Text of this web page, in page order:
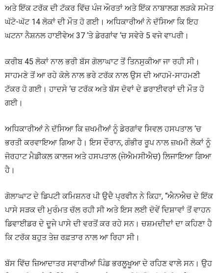
ਅਤੇ ਇੱਕ ਟਰੱਕ ਦੀ ਟੱਕਰ ਵਿੱਚ ਪੰਜ ਔਰਤਾਂ ਅਤੇ ਇੱਕ ਨਾਬਾਲਗ ਲੜਕੇ ਸਮੇਤ
ਘੱਟੋ-ਘੱਟ 14 ਲੋਕਾਂ ਦੀ ਮੌਤ ਹੋ ਗਈ। ਅਧਿਕਾਰੀਆਂ ਨੇ ਦੱਸਿਆ ਕਿ ਇਹ
ਘਟਨਾ ਨੈਸ਼ਨਲ ਹਾਈਵੇਅ 37 ‘ਤੇ ਡੇਰਗਾਂਵ ‘ਚ ਸਵੇਰੇ 5 ਵਜੇ ਵਾਪਰੀ।
ਕਰੀਬ 45 ਲੋਕਾਂ ਨਾਲ ਭਰੀ ਬੱਸ ਗੋਲਾਘਾਟ ਤੋਂ ਤਿਨਸੁਕੀਆ ਜਾ ਰਹੀ ਸੀ।
ਸਾਹਮਣੇ ਤੋਂ ਆ ਰਹੇ ਕੋਲੇ ਨਾਲ ਭਰੇ ਟਰੱਕ ਨਾਲ ਉਸ ਦੀ ਆਹਮੋ-ਸਾਹਮਣੀ
ਟੱਕਰ ਹੋ ਗਈ। ਹਾਦਸੇ ‘ਚ ਟਰੱਕ ਅਤੇ ਬੱਸ ਦੋਵਾਂ ਦੇ ਡਰਾਈਵਰਾਂ ਦੀ ਮੌਤ ਹੋ
ਗਈ।
ਅਧਿਕਾਰੀਆਂ ਨੇ ਦੱਸਿਆ ਕਿ ਜ਼ਖਮੀਆਂ ਨੂੰ ਡੇਰਗਾਂਵ ਸਿਵਲ ਹਸਪਤਾਲ ‘ਚ
ਭਰਤੀ ਕਰਵਾਇਆ ਗਿਆ ਹੈ। ਇਸ ਦੌਰਾਨ, ਗੰਭੀਰ ਰੂਪ ਨਾਲ ਜ਼ਖਮੀ ਲੋਕਾਂ ਨੂੰ
ਜੋਰਹਾਟ ਮੈਡੀਕਲ ਕਾਲਜ ਅਤੇ ਹਸਪਤਾਲ (ਜੇਐਮਸੀਐਚ) ਲਿਜਾਇਆ ਗਿਆ
ਹੈ।
ਗੋਲਾਘਾਟ ਦੇ ਡਿਪਟੀ ਕਮਿਸ਼ਨਰ ਪੀ ਉਦੈ ਪ੍ਰਵੀਨ ਨੇ ਕਿਹਾ, “ਐਨਐਚ ਦੇ ਇੱਕ
ਪਾਸੇ ਸੜਕ ਦੀ ਮੁਰੰਮਤ ਚੱਲ ਰਹੀ ਸੀ ਅਤੇ ਇਸ ਲਈ ਦੋਵੇਂ ਦਿਸ਼ਾਵਾਂ ਤੋਂ ਵਾਹਨ
ਡਿਵਾਈਡਰ ਦੇ ਦੂਜੇ ਪਾਸੇ ਦੀ ਵਰਤੋਂ ਕਰ ਰਹੇ ਸਨ। ਚਸ਼ਮਦੀਦਾਂ ਦਾ ਕਹਿਣਾ ਹੈ
ਕਿ ਟਰੱਕ ਬਹੁਤ ਤੇਜ਼ ਰਫ਼ਤਾਰ ਨਾਲ ਆ ਰਿਹਾ ਸੀ।
ਬੱਸ ਵਿੱਚ ਜ਼ਿਆਦਾਤਰ ਸਵਾਰੀਆਂ ਪਿੰਡ ਭਰਲੂਖੂਆ ਦੇ ਰਹਿਣ ਵਾਲੇ ਸਨ। ਉਹ